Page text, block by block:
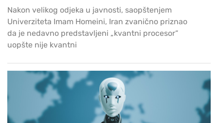
Nakon velikog odjeka u javnosti, saopštenjem
Univerziteta Imam Homeini, Iran zvanično priznao
da je nedavno predstavljeni „kvantni procesor“
uopšte nije kvantni